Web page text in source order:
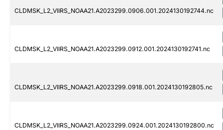
CLDMSK_L2_VIIRS_NOAA21.A2023299.0906.001.2024130192744.nc
CLDMSK_L2_VIIRS_NOAA21.A2023299.0912.001.2024130192741.nc
CLDMSK_L2_VIIRS_NOAA21.A2023299.0918.001.2024130192805.nc
CLDMSK_L2_VIIRS_NOAA21.A2023299.0924.001.2024130192800.nc